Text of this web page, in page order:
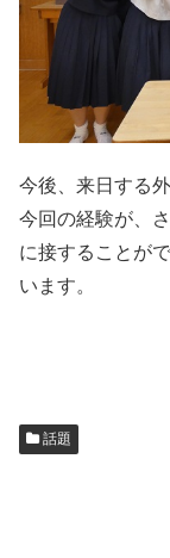
今後、来日する
今回の経験が、
に接することが
います。
話題